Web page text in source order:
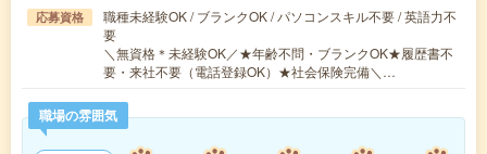
応募資格
職種未経験OK / ブランクOK / パソコンスキル不要 / 英語力不
要
＼無資格＊未経験OK／★年齢不問・ブランクOK★履歴書不
要・来社不要（電話登録OK）★社会保険完備＼…
職場の雰囲気